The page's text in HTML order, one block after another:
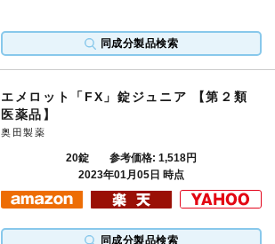
同成分製品検索
同成分製品検索
エメロット「FX」錠ジュニア 【第２類
医薬品】
奥田製薬
20錠
参考価格: 1,518円
2023年01月05日 時点